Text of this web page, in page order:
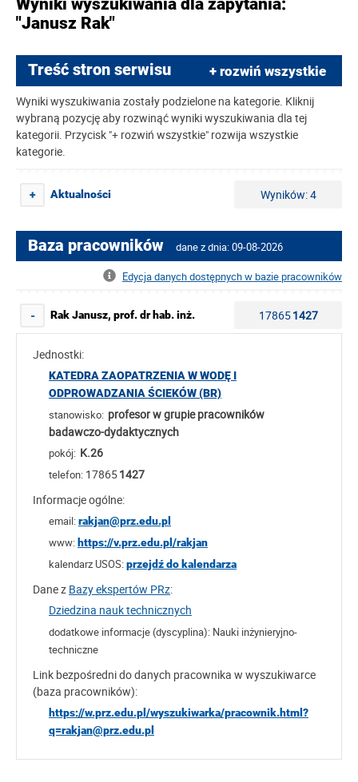
Wyniki wyszukiwania dla zapytania:
"Janusz Rak"
Treść stron serwisu + rozwiń wszystkie
Wyniki wyszukiwania zostały podzielone na kategorie. Kliknij
wybraną pozycję aby rozwinąć wyniki wyszukiwania dla tej
kategorii. Przycisk "+ rozwiń wszystkie" rozwija wszystkie
kategorie.
+ Aktualności Wyników: 4
Baza pracowników dane z dnia: 09-08-2026
Edycja danych dostępnych w bazie pracowników
- Rak Janusz, prof. dr hab. inż. 178651427
Jednostki:
KATEDRA ZAOPATRZENIA W WODĘ I
ODPROWADZANIA ŚCIEKÓW (BR)
stanowisko: profesor w grupie pracowników
badawczo-dydaktycznych
pokój: K.26
telefon: 178651427
Informacje ogólne:
email:rakjan@prz.edu.pl
www: https://v.prz.edu.pl/rakjan
kalendarz USOS:przejdź do kalendarza
Dane z Bazy ekspertów PRz:
Dziedzina nauk technicznych
dodatkowe informacje (dyscyplina): Nauki inżynieryjno-
techniczne
Link bezpośredni do danych pracownika w wyszukiwarce
(baza pracowników):
https://w.prz.edu.pl/wyszukiwarka/pracownik.html?
q=rakjan@prz.edu.pl